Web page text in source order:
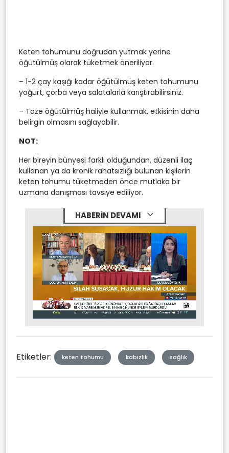
Keten tohumunu doğrudan yutmak yerine
öğütülmüş olarak tüketmek öneriliyor.
– 1-2 çay kaşığı kadar öğütülmüş keten tohumunu
yoğurt, çorba veya salatalarla karıştırabilirsiniz.
– Taze öğütülmüş haliyle kullanmak, etkisinin daha
belirgin olmasını sağlayabilir.
NOT:
Her bireyin bünyesi farklı olduğundan, düzenli ilaç
kullanan ya da kronik rahatsızlığı bulunan kişilerin
keten tohumu tüketmeden önce mutlaka bir
uzmana danışması tavsiye ediliyor.
HABERİN DEVAMI
Mute Stream
Etiketler: keten tohumu kabızlık sağlık